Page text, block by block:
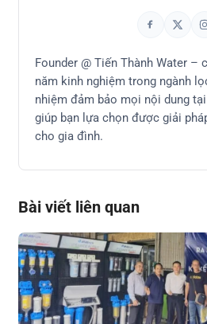
Founder @ Tiến Thành Water –
năm kinh nghiệm trong ngành
nhiệm đảm bảo mọi nội dung
giúp bạn lựa chọn được giải
cho gia đình.
Bài viết liên quan